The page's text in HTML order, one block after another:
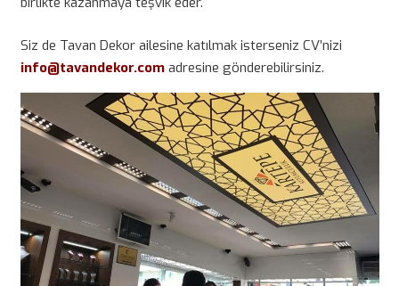
Siz de Tavan Dekor ailesine katılmak isterseniz CV’nizi
info@tavandekor.comadresine gönderebilirsiniz.